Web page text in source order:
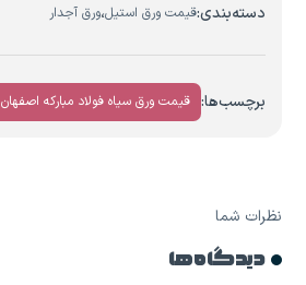
دسته‌بندی:قیمت ورق استیل،ورق آجدار
برچسب‌ها: قیمت ورق سیاه فولاد مبارکه اصفهان
نظرات شما
دیدگاه ها